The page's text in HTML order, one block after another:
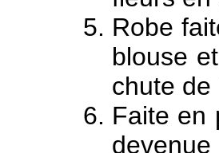
Robe
blouse
chute de
Faite en